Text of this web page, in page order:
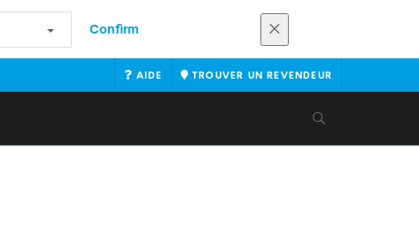
Confirm
AIDE TROUVER UN REVENDEUR